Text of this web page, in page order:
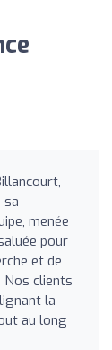
sa
menée
pour
et de
clients
la
au long